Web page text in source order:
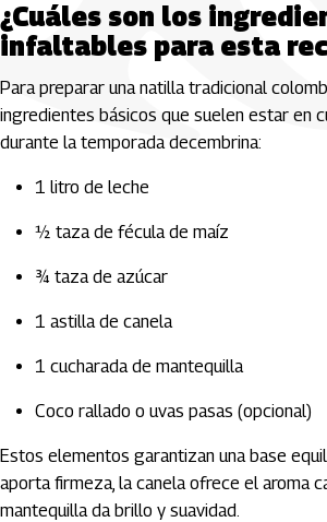
¿Cuáles son los
infaltables para esta
Para preparar una natilla tradicional
ingredientes básicos que suelen estar en
durante la temporada decembrina:
1 litro de leche
½ taza de fécula de maíz
¾ taza de azúcar
1 astilla de canela
1 cucharada de mantequilla
Coco rallado o uvas pasas (opcional)
Estos elementos garantizan una base
aporta firmeza, la canela ofrece el aroma
mantequilla da brillo y suavidad.